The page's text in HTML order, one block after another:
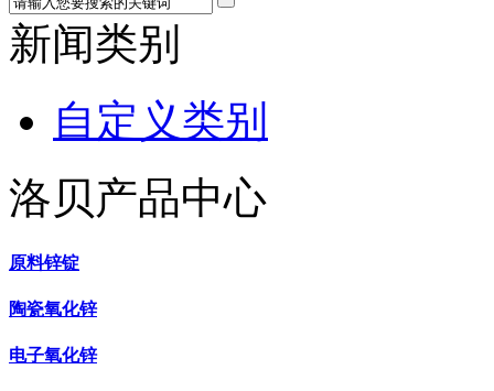
新闻类别
自定义类别
洛贝产品中心
原料锌锭
陶瓷氧化锌
电子氧化锌